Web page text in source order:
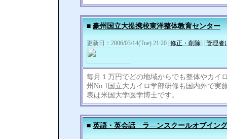
■ 豪州国立大提携校東洋整体教育センター
更新日：2006/03/14(Tue) 21:20 [修正・削除] [管理者
毎月１万円でどの地域からでも整体やカイ
州No.1国立大カイロ学部研修も国内外で実
表は米国大学医学博士です。
■ 英語・英会話 ラ―ンスクールオブイン